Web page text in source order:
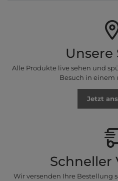
Unsere
Alle Produkte live sehen und
Besuch in einem
Jetzt
Schneller
Wir versenden Ihre Bestellung